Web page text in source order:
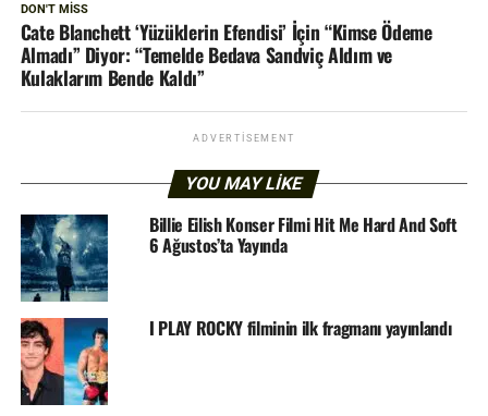
DON'T MISS
Cate Blanchett ‘Yüzüklerin Efendisi’ İçin “Kimse Ödeme
Almadı” Diyor: “Temelde Bedava Sandviç Aldım ve
Kulaklarım Bende Kaldı”
ADVERTISEMENT
YOU MAY LIKE
Billie Eilish Konser Filmi Hit Me Hard And Soft
6 Ağustos’ta Yayında
I PLAY ROCKY filminin ilk fragmanı yayınlandı